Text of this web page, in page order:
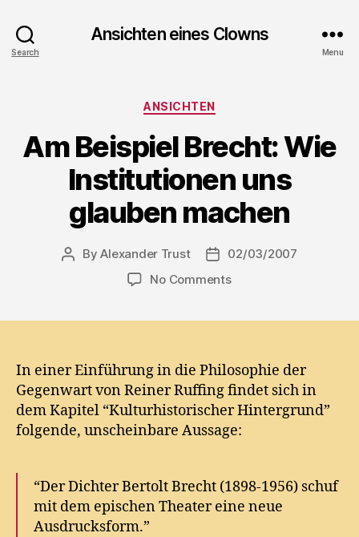
Search
Ansichten eines Clowns
Menu
Categories
ANSICHTEN
Am Beispiel Brecht: Wie
Institutionen uns
glauben machen
PostByAlexander Trust
Post02/03/2007
No Commentson
Institutionen
uns
glauben
machen
In einer Einführung in die Philosophie der
Gegenwart von Reiner Ruffing findet sich in
dem Kapitel “Kulturhistorischer Hintergrund”
folgende, unscheinbare Aussage:
“Der Dichter Bertolt Brecht (1898-1956) schuf
mit dem epischen Theater eine neue
Ausdrucksform.”